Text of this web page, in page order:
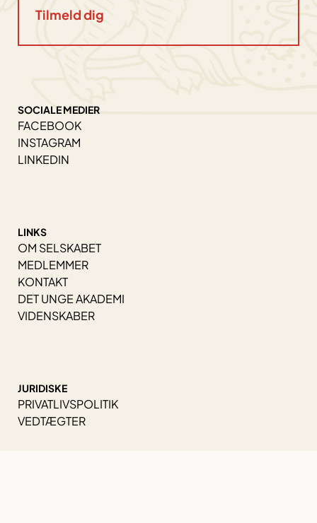
SOCIALE MEDIER
FACEBOOK
INSTAGRAM
LINKEDIN
LINKS
OM SELSKABET
MEDLEMMER
KONTAKT
DET UNGE AKADEMI
VIDENSKABER
JURIDISKE
PRIVATLIVSPOLITIK
VEDTÆGTER